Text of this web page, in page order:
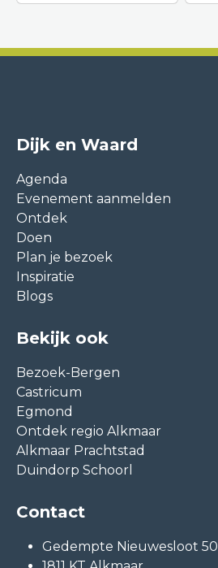
Dijk en Waard
Agenda
Evenement aanmelden
Ontdek
Doen
Plan je bezoek
Inspiratie
Blogs
Bekijk ook
Bezoek-Bergen
Castricum
Egmond
Ontdek regio Alkmaar
Alkmaar Prachtstad
Duindorp Schoorl
Contact
Gedempte Nieuwesloot 50